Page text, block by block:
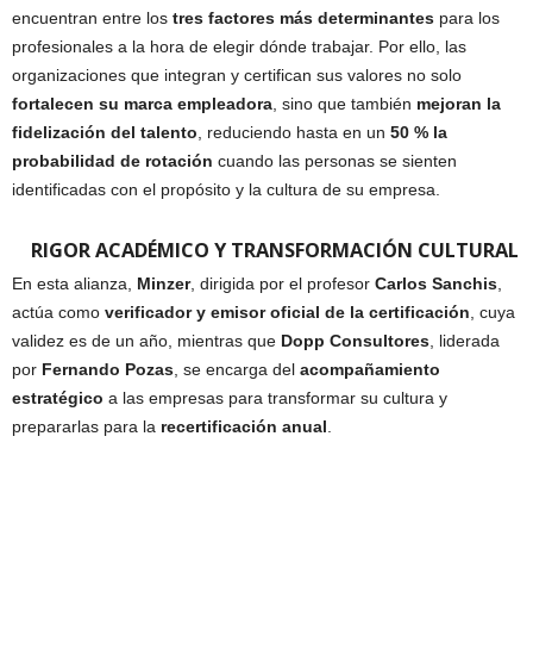
encuentran entre los tres factores más determinantes para los
profesionales a la hora de elegir dónde trabajar. Por ello, las
organizaciones que integran y certifican sus valores no solo
fortalecen su marca empleadora , sino que también mejoran la
fidelización del talento , reduciendo hasta en un 50 % la
probabilidad de rotación cuando las personas se sienten
identificadas con el propósito y la cultura de su empresa.
RIGOR ACADÉMICO Y TRANSFORMACIÓN CULTURAL
En esta alianza, Minzer, dirigida por el profesor Carlos Sanchis
actúa como verificador y emisor oficial de la certificación , cuya
validez es de un año, mientras que Dopp Consultores , liderada
por Fernando Pozas , se encarga del acompañamiento
estratégico a las empresas para transformar su cultura y
prepararlas para la recertificación anual